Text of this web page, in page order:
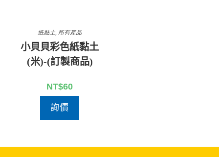
紙黏土 所有產品
小貝貝彩色紙黏土
(米)-(訂製商品)
NT$60
詢價